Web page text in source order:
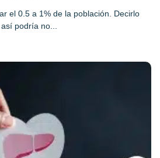
el 0.5 a 1% de la población. Decirlo
así podría no...